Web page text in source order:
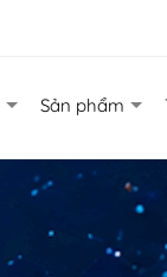
Sản phẩm